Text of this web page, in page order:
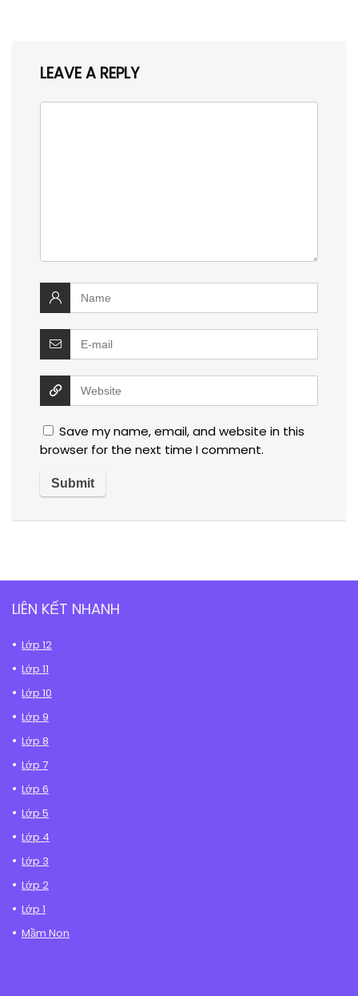
LEAVE A REPLY
Save my name, email, and website in this
browser for the next time I comment.
LIÊN KẾT NHANH
Lớp 12
Lớp 11
Lớp 10
Lớp 9
Lớp 8
Lớp 7
Lớp 6
Lớp 5
Lớp 4
Lớp 3
Lớp 2
Lớp 1
Mầm Non